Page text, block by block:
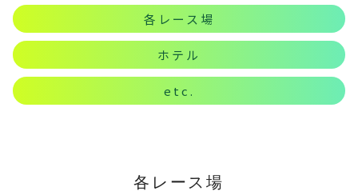
各レース場
ホテル
etc.
各レース場